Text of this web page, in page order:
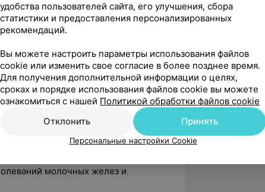
медицинский институт
детского возраста»
органов»
сердца и сосудов»
(рентгенологические,
в хирургии детского возраста»
молочных желез и
удобства пользователей сайта, его улучшения, сбора
статистики и предоставления персонализированных
рекомендаций.
Вы можете настроить параметры использования файлов
cookie или изменить свое согласие в более позднее время.
Для получения дополнительной информации о целях,
сроках и порядке использования файлов cookie вы можете
ознакомиться с нашей Политикой обработки файлов cookie
Отклонить
Принять
Персональные настройки Cookie